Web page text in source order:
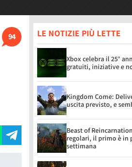
94 LE NOTIZIE PIÙ LETTE
Xbox celebra il 25°
gratuiti, iniziative e
Kingdom Come:
uscita previsto, e
Beast of
regolari, il primo è in
settimana